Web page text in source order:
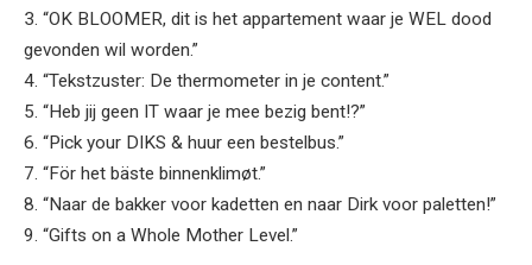
3. “OK BLOOMER, dit is het appartement waar je WEL dood
gevonden wil worden.”
4. “Tekstzuster: De thermometer in je content.”
5. “Heb jij geen IT waar je mee bezig bent!?”
6. “Pick your DIKS & huur een bestelbus.”
7. “För het bäste binnenklimøt.”
8. “Naar de bakker voor kadetten en naar Dirk voor paletten!”
9. “Gifts on a Whole Mother Level.”